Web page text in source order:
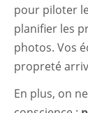
pour piloter
planifier les
photos. Vos
propreté
En plus, on